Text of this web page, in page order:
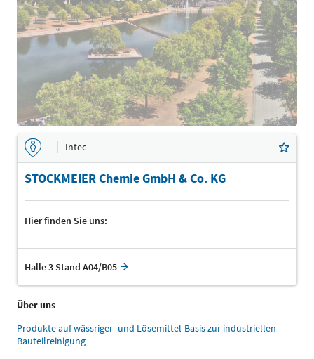
Intec
STOCKMEIER Chemie GmbH & Co. KG
Hier finden Sie uns:
Halle 3 Stand A04/B05
Über uns
Produkte auf wässriger- und Lösemittel-Basis zur industriellen
Bauteilreinigung